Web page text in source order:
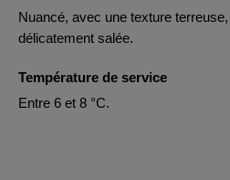
Nuancé, avec une texture
délicatement salée.
Température de service
Entre 6 et 8 °C.